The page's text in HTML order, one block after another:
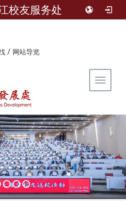
校友服务处
/ 网站导览
Toggle